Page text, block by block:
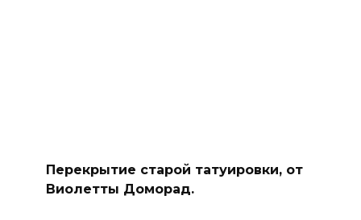
Перекрытие старой татуировки, от
Виолетты Доморад.